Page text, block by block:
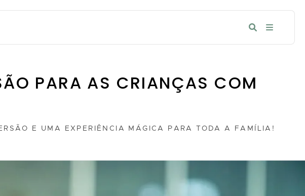
PARA AS CRIANÇAS COM
E UMA EXPERIÊNCIA MÁGICA PARA TODA A FAMÍLIA!